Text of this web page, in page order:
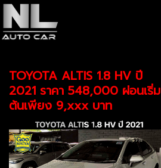
TOYOTA ALTIS 1.8 HV ปี
2021 ราคา 548,000 ผ่อนเริ่ม
ต้นเพียง 9,xxx บาท